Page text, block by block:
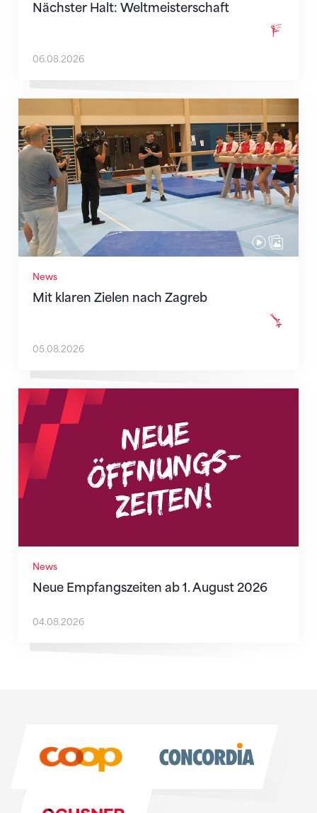
Nächster Halt: Weltmeisterschaft
06.08.2026
News
Mit klaren Zielen nach Zagreb
Mit klaren Zielen nach Zagreb
05.08.2026
News
Neue Empfangszeiten ab 1. August 2026
Neue Empfangszeiten ab 1. August 2026
04.08.2026